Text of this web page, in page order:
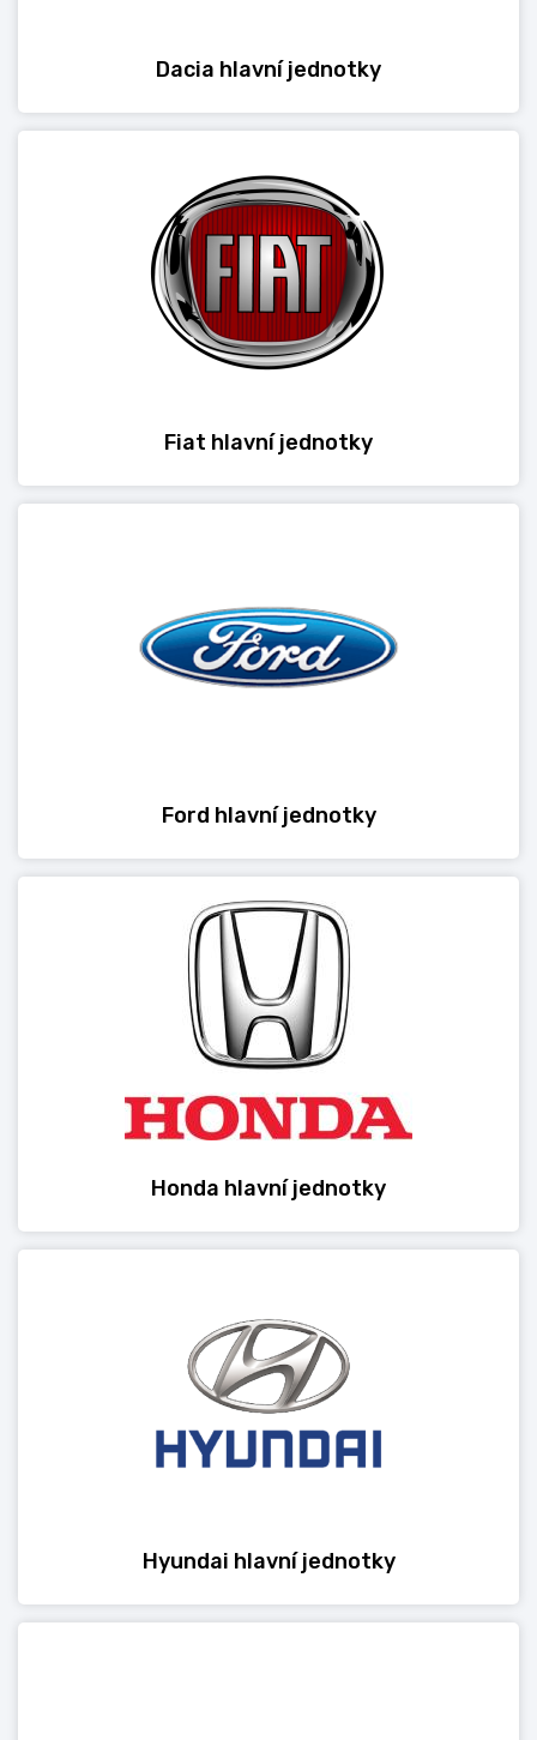
Dacia hlavní jednotky
Fiat hlavní jednotky
Ford hlavní jednotky
Honda hlavní jednotky
Hyundai hlavní jednotky